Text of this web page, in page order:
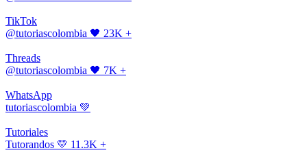
TikTok
@tutoriascolombia 🖤 23K +
Threads
@tutoriascolombia 🖤 7K +
WhatsApp
tutoriascolombia 💚
Tutoriales
Tutorandos 💛 11.3K +